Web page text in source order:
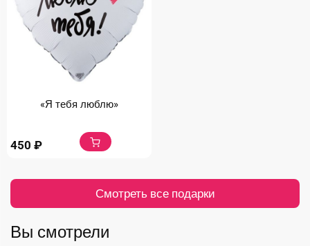
«Я тебя люблю»
450 ₽
Смотреть все подарки
Вы смотрели